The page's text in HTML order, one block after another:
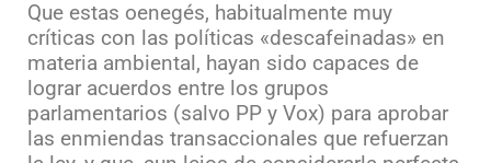
Que estas oenegés, habitualmente muy
críticas con las políticas «descafeinadas» en
materia ambiental, hayan sido capaces de
lograr acuerdos entre los grupos
parlamentarios (salvo PP y Vox) para aprobar
las enmiendas transaccionales que refuerzan